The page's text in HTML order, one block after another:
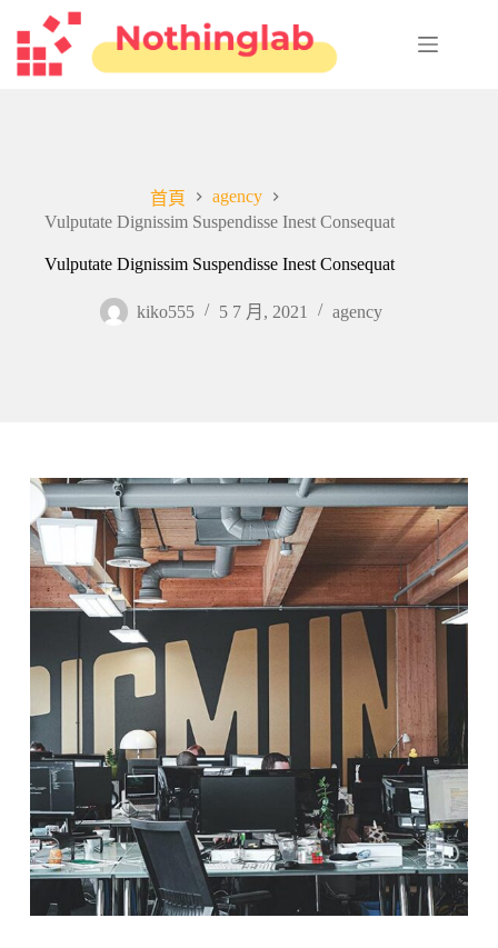
首頁
agency
Vulputate Dignissim Suspendisse Inest Consequat
Vulputate Dignissim Suspendisse Inest Consequat
kiko555 5 7 月, 2021 agency